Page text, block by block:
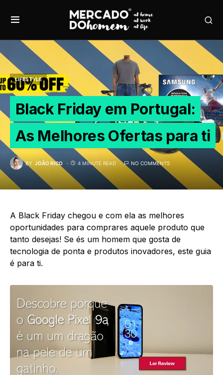
LIFESTYLE
Black Friday em Portugal:
As Melhores Ofertas para ti
BY JOÃO RICO 4 MINUTE READ NO COMMENTS
A Black Friday chegou e com ela as melhores
oportunidades para comprares aquele produto que
tanto desejas! Se és um homem que gosta de
tecnologia de ponta e produtos inovadores, este guia
é para ti.